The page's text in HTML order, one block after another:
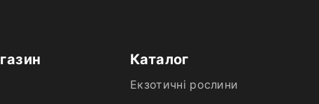
Каталог
Екзотичні рослини